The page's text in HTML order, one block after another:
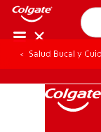
Salud Bucal y